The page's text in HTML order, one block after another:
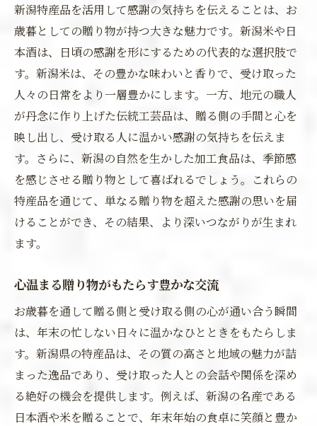
新潟特産品を活用して感謝の気持ちを伝えることは、お
歳暮としての贈り物が持つ大きな魅力です。新潟米や日
本酒は、日頃の感謝を形にするための代表的な選択肢で
す。新潟米は、その豊かな味わいと香りで、受け取った
人々の日常をより一層豊かにします。一方、地元の職人
が丹念に作り上げた伝統工芸品は、贈る側の手間と心を
映し出し、受け取る人に温かい感謝の気持ちを伝えま
す。さらに、新潟の自然を生かした加工食品は、季節感
を感じさせる贈り物として喜ばれるでしょう。これらの
特産品を通じて、単なる贈り物を超えた感謝の思いを届
けることができ、その結果、より深いつながりが生まれ
ます。
心温まる贈り物がもたらす豊かな交流
お歳暮を通して贈る側と受け取る側の心が通い合う瞬間
は、年末の忙しない日々に温かなひとときをもたらしま
す。新潟県の特産品は、その質の高さと地域の魅力が詰
まった逸品であり、受け取った人との会話や関係を深め
る絶好の機会を提供します。例えば、新潟の名産である
日本酒や米を贈ることで、年末年始の食卓に笑顔と豊か